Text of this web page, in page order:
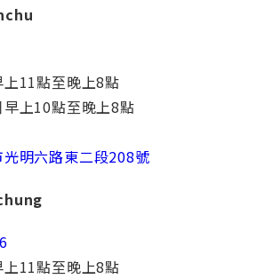
11點⾄晚上8點
上10點⾄晚上8點
明六路東二段208號
11點⾄晚上8點